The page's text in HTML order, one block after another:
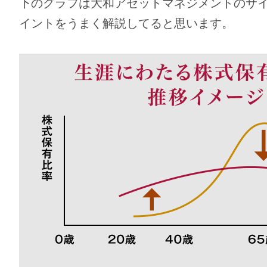
下のグラフは大和アセットマネジメントのサ
イントをうまく解説してると思います。